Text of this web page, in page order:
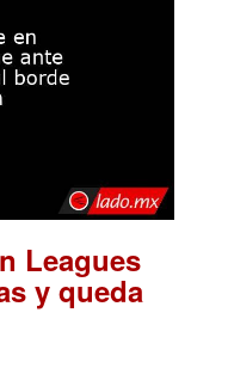
Leagues
y queda